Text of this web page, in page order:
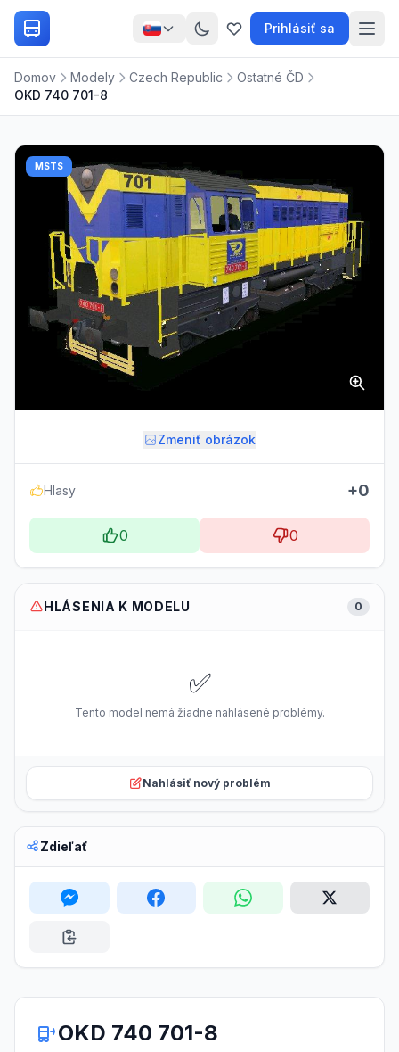
Prihlásiť sa
Domov Modely Czech Republic
Ostatné ČD
OKD 740 701-8
MSTS
Zmeniť obrázok
Hlasy +0
0 0
HLÁSENIA K MODELU 0
✅
Tento model nemá žiadne nahlásené problémy.
Nahlásiť nový problém
Zdieľať
OKD 740 701-8